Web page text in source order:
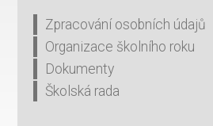
Zpracování osobních údajů
Organizace školního roku
Dokumenty
Školská rada